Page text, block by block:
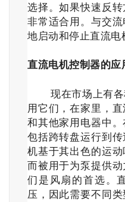
选择。如果快速反
非常适合用。与交
地启动和停止直流电
直流电机控制器的应
现在市场上有
用它们，在家里，
和其他家用电器中
包括跨转盘运行到
机基于其出色的运
而被用于为泵提供
们是风扇的首选。
压，因此需要不同